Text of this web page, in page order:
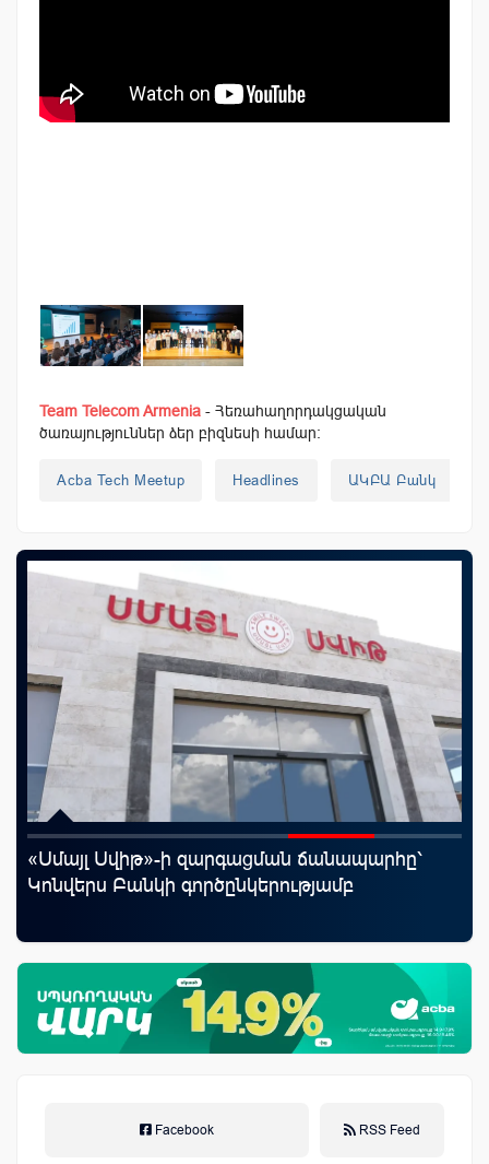
Team Telecom Armenia - Հեռահաղորդակցական
ծառայություններ ձեր բիզնեսի համար:
Acba Tech Meetup Headlines ԱԿԲԱ Բանկ
«Սմայլ Սվիթ»-ի զարգացման ճանապարհը՝
Կոնվերս Բանկի գործընկերությամբ
Facebook RSS Feed